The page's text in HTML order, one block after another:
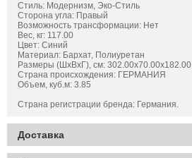
Стиль: Модернизм, Эко-Стиль
Сторона угла: Правый
Возможность трансформации: Нет
Вес, кг: 117.00
Цвет: Синий
Материал: Бархат, Полиуретан
Размеры (ШхВхГ), см: 302.00x70.00x182.00
Страна происхождения: ГЕРМАНИЯ
Объем, куб.м: 3.85
Страна регистрации бренда: Германия.
Доставка